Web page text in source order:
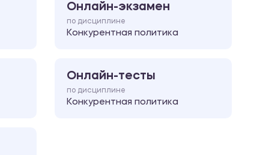
Онлайн-экзамен
по дисциплине
Конкурентная политика
Онлайн-тесты
по дисциплине
Конкурентная политика